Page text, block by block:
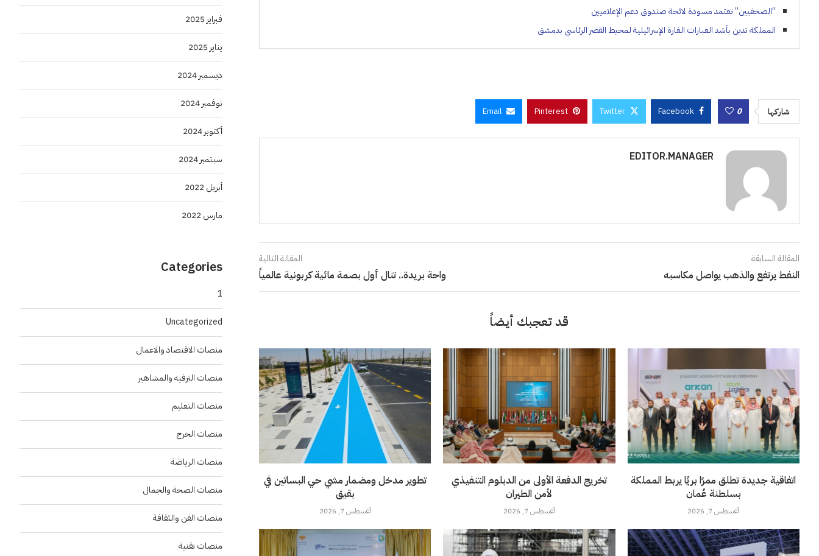
“الصحفيين” تعتمد مسودة لائحة صندوق دعم الإعلاميين
المملكة تدين بأشد العبارات الغارة الإسرائيلية لمحيط القصر الرئاسي بدمشق
شاركها 0
Facebook
Twitter
Pinterest
Email
EDITOR.MANAGER
المقالة السابقة
النفط يرتفع والذهب يواصل مكاسبه
المقالة التالية
واحة بريدة.. تنال أول بصمة مائية كربونية عالمياً
قد تعجبك أيضاً
تطوير مدخل ومضمار مشي حي البساتين في
بقيق
أغسطس 7, 2026
تخريج الدفعة الأولى من الدبلوم التنفيذي
لأمن الطيران
أغسطس 7, 2026
اتفاقية جديدة تطلق ممرًا بريًا يربط المملكة
بسلطنة عُمان
أغسطس 7, 2026
فبراير 2025
يناير 2025
ديسمبر 2024
نوفمبر 2024
أكتوبر 2024
سبتمبر 2024
أبريل 2022
مارس 2022
Categories
1
Uncategorized
منصات الاقتصاد والاعمال
منصات الترفيه والمشاهير
منصات التعليم
منصات الخرج
منصات الرياضة
منصات الصحة والجمال
منصات الفن والثقافة
منصات تقنية